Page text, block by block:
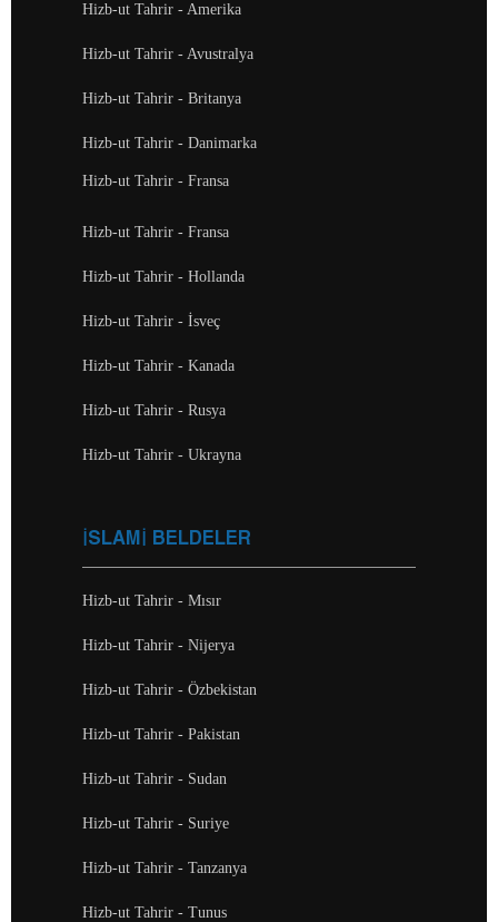
Hizb-ut Tahrir - Amerika
Hizb-ut Tahrir - Avustralya
Hizb-ut Tahrir - Britanya
Hizb-ut Tahrir - Danimarka
Hizb-ut Tahrir - Fransa
Hizb-ut Tahrir - Fransa
Hizb-ut Tahrir - Hollanda
Hizb-ut Tahrir - İsveç
Hizb-ut Tahrir - Kanada
Hizb-ut Tahrir - Rusya
Hizb-ut Tahrir - Ukrayna
İSLAMİ BELDELER
Hizb-ut Tahrir - Mısır
Hizb-ut Tahrir - Nijerya
Hizb-ut Tahrir - Özbekistan
Hizb-ut Tahrir - Pakistan
Hizb-ut Tahrir - Sudan
Hizb-ut Tahrir - Suriye
Hizb-ut Tahrir - Tanzanya
Hizb-ut Tahrir - Tunus